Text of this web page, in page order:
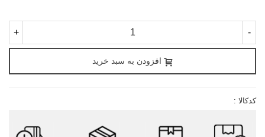
-
+
افزودن به سبد خرید
کدکالا :